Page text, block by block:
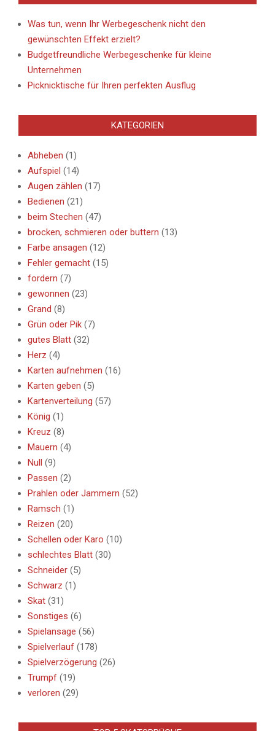
Was tun, wenn Ihr Werbegeschenk nicht den
gewünschten Effekt erzielt?
Budgetfreundliche Werbegeschenke für kleine
Unternehmen
Picknicktische für Ihren perfekten Ausflug
KATEGORIEN
Abheben (1)
Aufspiel (14)
Augen zählen (17)
Bedienen (21)
beim Stechen (47)
brocken, schmieren oder buttern (13)
Farbe ansagen (12)
Fehler gemacht (15)
fordern (7)
gewonnen (23)
Grand (8)
Grün oder Pik (7)
gutes Blatt (32)
Herz (4)
Karten aufnehmen (16)
Karten geben (5)
Kartenverteilung (57)
König (1)
Kreuz (8)
Mauern (4)
Null (9)
Passen (2)
Prahlen oder Jammern (52)
Ramsch (1)
Reizen (20)
Schellen oder Karo (10)
schlechtes Blatt (30)
Schneider (5)
Schwarz (1)
Skat (31)
Sonstiges (6)
Spielansage (56)
Spielverlauf (178)
Spielverzögerung (26)
Trumpf (19)
verloren (29)